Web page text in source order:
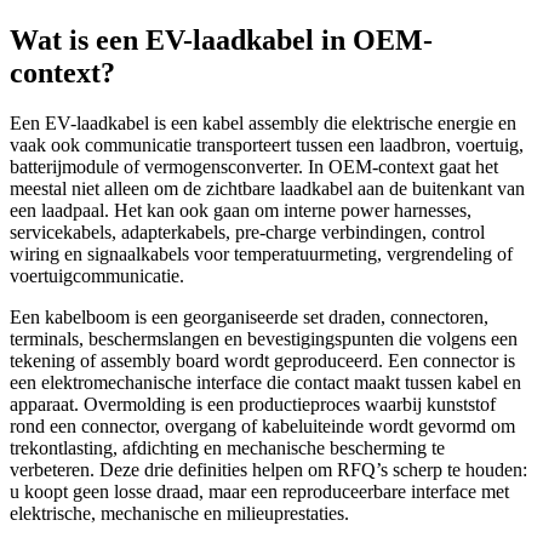
Wat is een EV-laadkabel in OEM-
context?
Een EV-laadkabel is een kabel assembly die elektrische energie en
vaak ook communicatie transporteert tussen een laadbron, voertuig,
batterijmodule of vermogensconverter. In OEM-context gaat het
meestal niet alleen om de zichtbare laadkabel aan de buitenkant van
een laadpaal. Het kan ook gaan om interne power harnesses,
servicekabels, adapterkabels, pre-charge verbindingen, control
wiring en signaalkabels voor temperatuurmeting, vergrendeling of
voertuigcommunicatie.
Een kabelboom is een georganiseerde set draden, connectoren,
terminals, beschermslangen en bevestigingspunten die volgens een
tekening of assembly board wordt geproduceerd. Een connector is
een elektromechanische interface die contact maakt tussen kabel en
apparaat. Overmolding is een productieproces waarbij kunststof
rond een connector, overgang of kabeluiteinde wordt gevormd om
trekontlasting, afdichting en mechanische bescherming te
verbeteren. Deze drie definities helpen om RFQ’s scherp te houden:
u koopt geen losse draad, maar een reproduceerbare interface met
elektrische, mechanische en milieuprestaties.